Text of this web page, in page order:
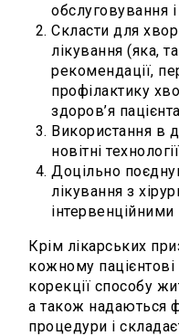
обслуговування
Скласти для
лікування (яка,
рекомендації,
профілактику
здоров’я
Використання в
новітні
Доцільно
лікування з
Крім лікарських
кожному
корекції способу
а також надаються
процедури і